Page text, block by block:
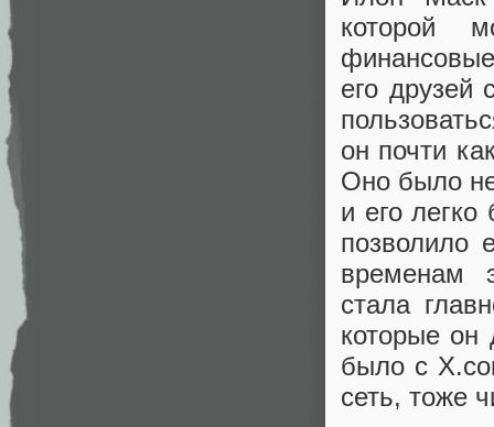
которой
его друзей
он почти
Оно было
и его
позволило
временам
стала
которые он
было с
сеть, тоже